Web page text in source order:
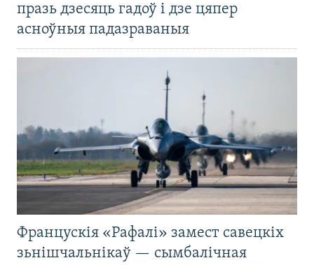
празь дзесяць гадоў і дзе цяпер
асноўныя падазраваныя
Францускія «Рафалі» замест савецкіх
зьнішчальнікаў — сымбалічная